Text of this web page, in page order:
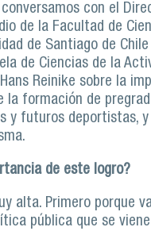
con el
de la Facultad de
de Santiago de
de Ciencias de la
Reinike sobre la
la formación de
y futuros deportistas,
de este logro?
alta. Primero porque
pública que se viene